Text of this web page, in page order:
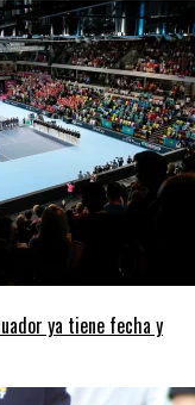
ya tiene fecha y